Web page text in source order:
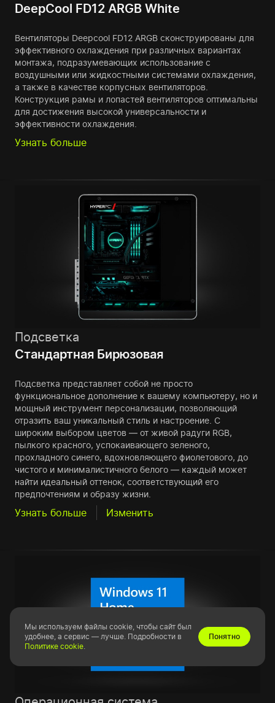
DeepCool FD12 ARGB White
Вентиляторы Deepcool FD12 ARGB сконструированы для
эффективного охлаждения при различных вариантах
монтажа, подразумевающих использование с
воздушными или жидкостными системами охлаждения,
а также в качестве корпусных вентиляторов.
Конструкция рамы и лопастей вентиляторов оптимальны
для достижения высокой универсальности и
эффективности охлаждения.
Узнать больше
Подсветка
Стандартная Бирюзовая
Подсветка представляет собой не просто
функциональное дополнение к вашему компьютеру, но и
мощный инструмент персонализации, позволяющий
отразить ваш уникальный стиль и настроение. С
широким выбором цветов — от живой радуги RGB,
пылкого красного, успокаивающего зеленого,
прохладного синего, вдохновляющего фиолетового, до
чистого и минималистичного белого — каждый может
найти идеальный оттенок, соответствующий его
предпочтениям и образу жизни.
Узнать больше Изменить
Мы используем файлы cookie, чтобы сайт был
удобнее, а сервис — лучше. Подробности в
Политике cookie.
Понятно